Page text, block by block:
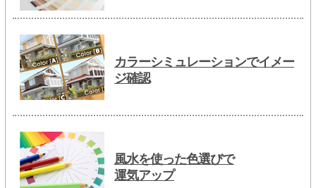
カラーシミュレーションでイメー
ジ確認
風水を使った色選びで
運気アップ